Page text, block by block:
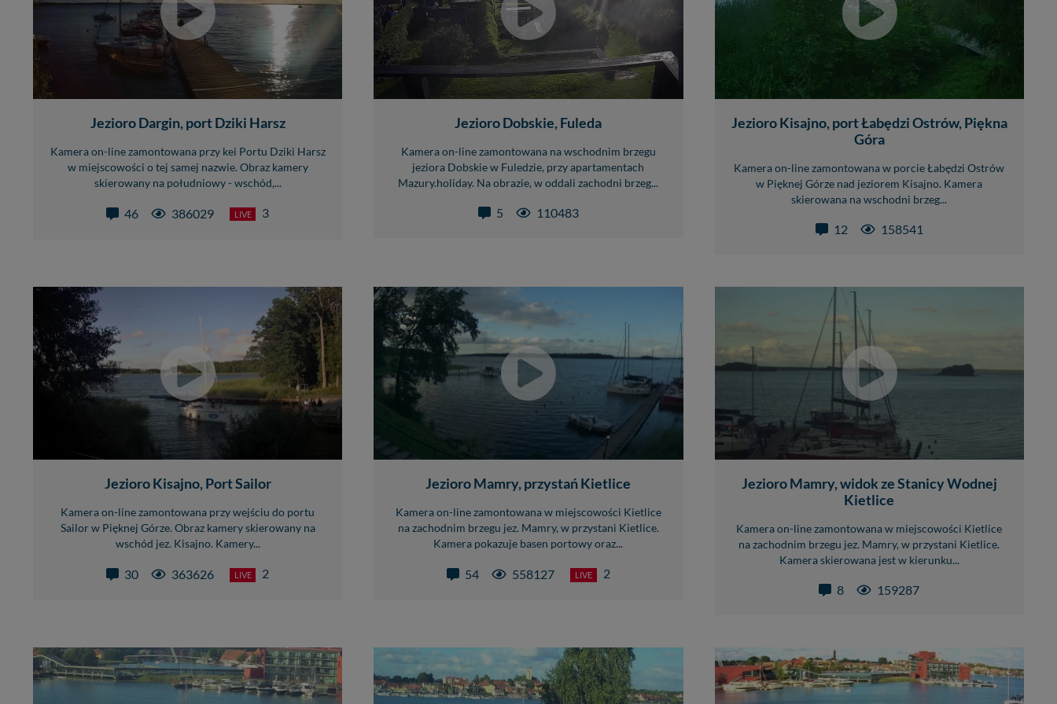
Jezioro Dargin, port Dziki Harsz
Kamera on-line zamontowana przy kei Portu Dziki Harsz
w miejscowości o tej samej nazwie. Obraz kamery
skierowany na południowy - wschód,...
46 386029 LIVE 3
Jezioro Dobskie, Fuleda
Kamera on-line zamontowana na wschodnim brzegu
jeziora Dobskie w Fuledzie, przy apartamentach
Mazury.holiday. Na obrazie, w oddali zachodni brzeg...
5 110483
Jezioro Kisajno, port Łabędzi Ostrów, Piękna
Góra
Kamera on-line zamontowana w porcie Łabędzi Ostrów
w Pięknej Górze nad jeziorem Kisajno. Kamera
skierowana na wschodni brzeg...
12 158541
Jezioro Kisajno, Port Sailor
Kamera on-line zamontowana przy wejściu do portu
Sailor w Pięknej Górze. Obraz kamery skierowany na
wschód jez. Kisajno. Kamery...
30 363626 LIVE 2
Jezioro Mamry, przystań Kietlice
Kamera on-line zamontowana w miejscowości Kietlice
na zachodnim brzegu jez. Mamry, w przystani Kietlice.
Kamera pokazuje basen portowy oraz...
54 558127 LIVE 2
Jezioro Mamry, widok ze Stanicy Wodnej
Kietlice
Kamera on-line zamontowana w miejscowości Kietlice
na zachodnim brzegu jez. Mamry, w przystani Kietlice.
Kamera skierowana jest w kierunku...
8 159287